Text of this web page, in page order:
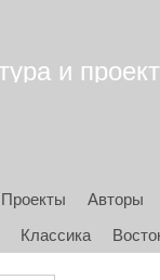
и
Проекты Авторы
Классика